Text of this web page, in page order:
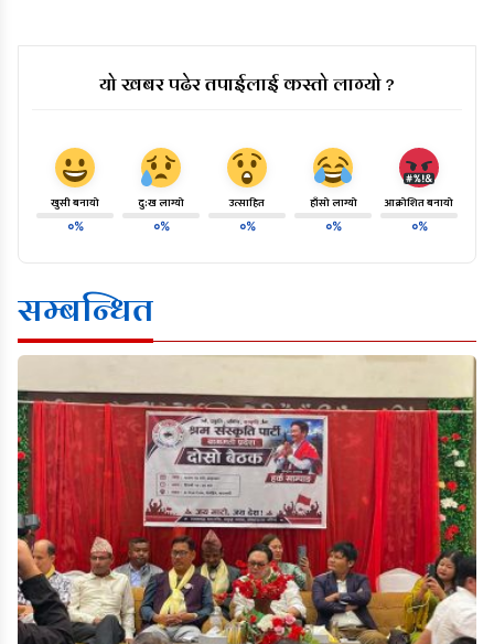
यो खबर पढेर तपाईलाई कस्तो लाग्यो ?
खुसी बनायो
०%
दु:ख लाग्यो
०%
उत्साहित
०%
हाँसो लाग्यो
०%
आक्रोशित बनायो
०%
सम्बन्धित